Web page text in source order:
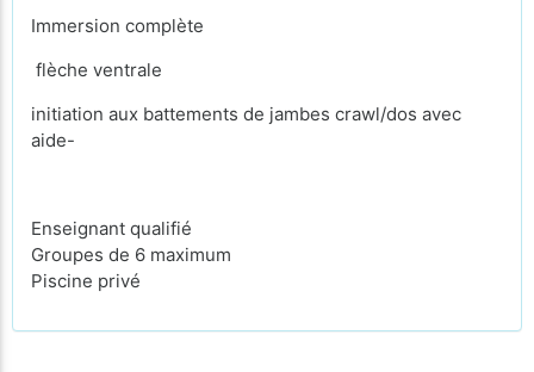
Immersion complète
flèche ventrale
initiation aux battements de jambes crawl/dos avec
aide-
Enseignant qualifié
Groupes de 6 maximum
Piscine privé